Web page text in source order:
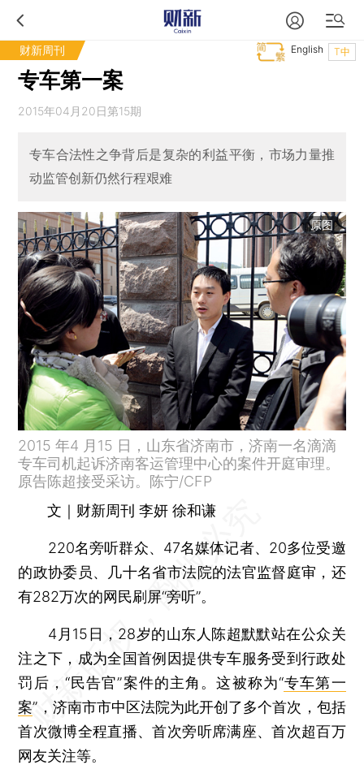
财新周刊 T中
English
专车第一案
2015年04月20日第15期
专车合法性之争背后是复杂的利益平衡，市场力量推
动监管创新仍然行程艰难
原图
2015 年4 月15 日，山东省济南市，济南一名滴滴
专车司机起诉济南客运管理中心的案件开庭审理。
原告陈超接受采访。陈宁/CFP
文｜财新周刊 李妍 徐和谦
220名旁听群众、47名媒体记者、20多位受邀
的政协委员、几十名省市法院的法官监督庭审，还
有282万次的网民刷屏“旁听”。
4月15日，28岁的山东人陈超默默站在公众关
注之下，成为全国首例因提供专车服务受到行政处
罚后，“民告官”案件的主角。这被称为“专车第一
案”，济南市市中区法院为此开创了多个首次，包括
首次微博全程直播、首次旁听席满座、首次超百万
网友关注等。